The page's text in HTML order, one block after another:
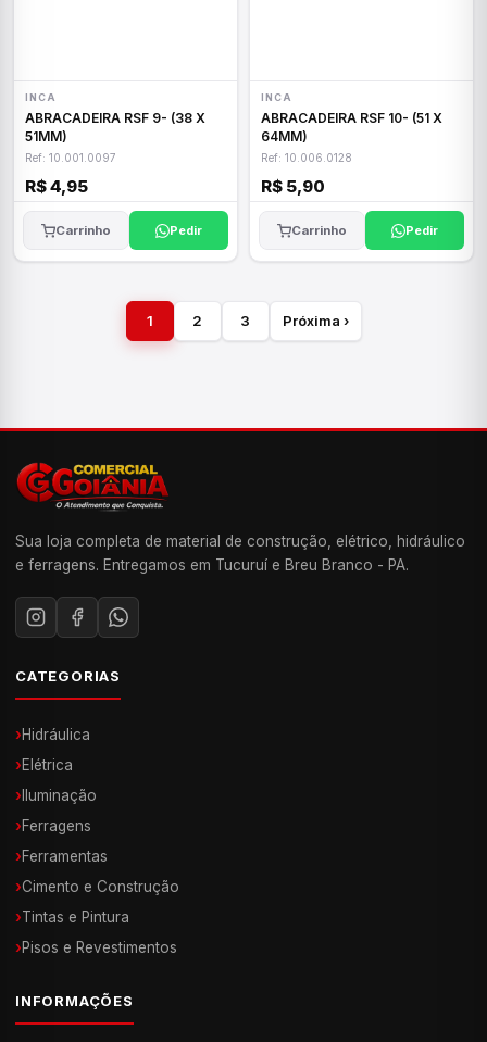
INCA
ABRACADEIRA RSF 9- (38 X
51MM)
Ref: 10.001.0097
R$ 4,95
Carrinho Pedir
INCA
ABRACADEIRA RSF 10- (51 X
64MM)
Ref: 10.006.0128
R$ 5,90
Carrinho Pedir
1 2 3 Próxima ›
Sua loja completa de material de construção, elétrico, hidráulico
e ferragens. Entregamos em Tucuruí e Breu Branco - PA.
CATEGORIAS
›Hidráulica
›Elétrica
› Iluminação
›Ferragens
›Ferramentas
›Cimento e Construção
›Tintas e Pintura
›Pisos e Revestimentos
INFORMAÇÕES